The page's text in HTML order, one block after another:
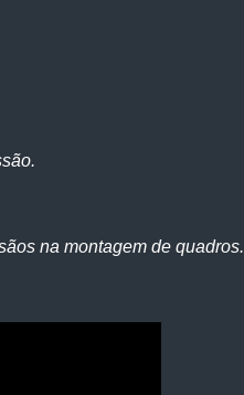
na montagem de quadros.